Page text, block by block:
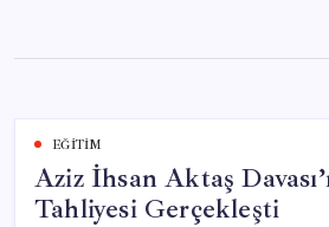
content
EĞITIM
Aziz İhsan Aktaş
Tahliyesi Gerçekleşti